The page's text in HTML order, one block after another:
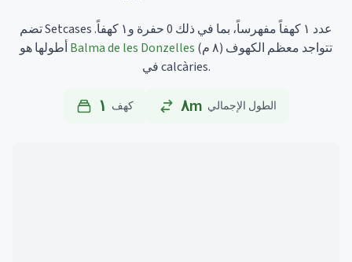
تضم Setcases عدد ١ كهفاً مفهرساً، بما في ذلك 0 حفرة و١ كهفاً.
Balma de les Donzelles (٨ م) تتواجد معظم الكهوف
في calcàries.
١ كهف ٨m الطول الإجمالي